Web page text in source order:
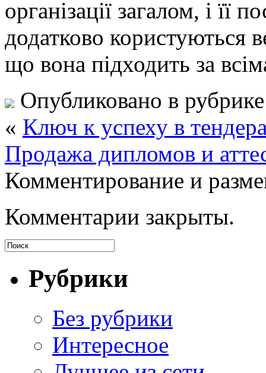
організації загалом, і її
додатково користуються
що вона підходить за
Опубликовано в
« Ключ к успеху в
Продажа дипломов и
Комментирование и
Комментарии закрыты.
Рубрики
Без рубрики
Интересное